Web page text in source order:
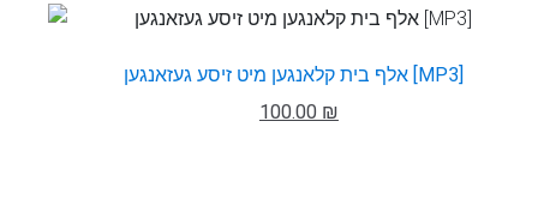
אלף בית קלאנגען מיט זיסע געזאנגען [MP3]
100.00 ₪